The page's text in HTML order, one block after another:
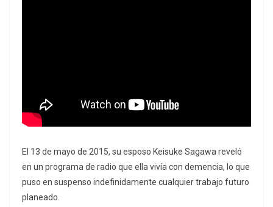
El 13 de mayo de 2015, su esposo Keisuke Sagawa reveló
en un programa de radio que ella vivía con demencia, lo que
puso en suspenso indefinidamente cualquier trabajo futuro
planeado.